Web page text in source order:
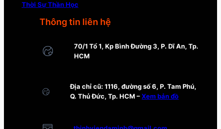
Thời Sự Thần Học
Thông tin liên hệ
70/1 Tổ 1, Kp Bình Đường 3, P. Dĩ An, Tp.
HCM
Địa chỉ cũ: 1116, đường số 6, P. Tam Phú,
Q. Thủ Đức, Tp. HCM –Xem bản đồ